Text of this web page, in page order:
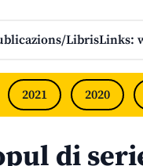
LibrisLinks:
2021 2020
di